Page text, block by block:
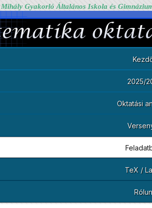
Mihály Gyakorló Általános Iskola és
2025/
Oktatási
TeX /